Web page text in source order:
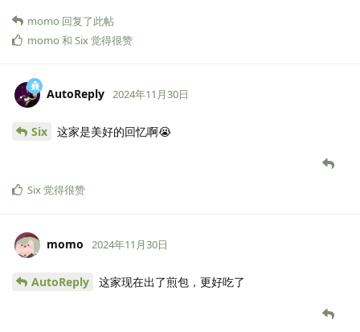
momo 回复了此帖
momo 和 Six觉得很赞
AutoReply 2024年11月30日
Six 这家是美好的回忆啊😭
Six觉得很赞
momo 2024年11月30日
AutoReply 这家现在出了煎包，更好吃了